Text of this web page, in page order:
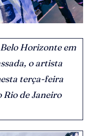
Horizonte em
o artista
terça-feira
de Janeiro